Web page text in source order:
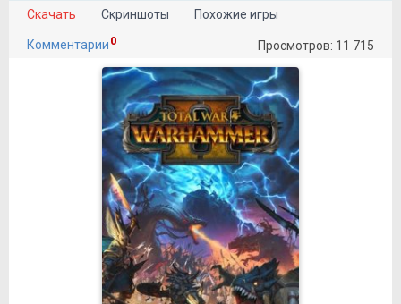
Скачать Скриншоты Похожие игры
Комментарии 0 Просмотров: 11 715